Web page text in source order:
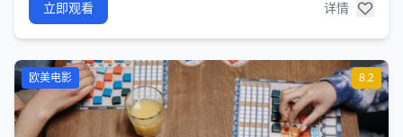
立即观看 详情
8.2
欧美电影